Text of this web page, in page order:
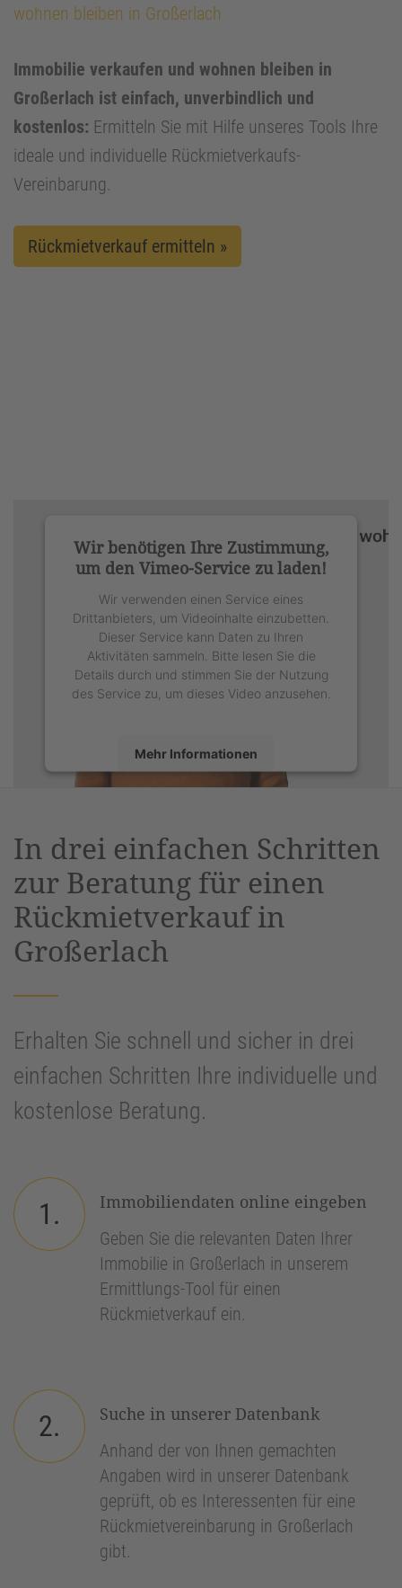
wohnen bleiben in Großerlach
Immobilie verkaufen und wohnen bleiben in
Großerlach ist einfach, unverbindlich und
kostenlos: Ermitteln Sie mit Hilfe unseres Tools Ihre
ideale und individuelle Rückmietverkaufs-
Vereinbarung.
Rückmietverkauf ermitteln »
Wir benötigen Ihre Zustimmung,
um den Vimeo-Service zu laden!
Wir verwenden einen Service eines
Drittanbieters, um Videoinhalte einzubetten.
Dieser Service kann Daten zu Ihren
Aktivitäten sammeln. Bitte lesen Sie die
Details durch und stimmen Sie der Nutzung
des Service zu, um dieses Video anzusehen.
Mehr Informationen
Management Platform&eRecht24
In drei einfachen Schritten
zur Beratung für einen
Rückmietverkauf in
Großerlach
Erhalten Sie schnell und sicher in drei
einfachen Schritten Ihre individuelle und
kostenlose Beratung.
1.
Immobiliendaten online eingeben
Geben Sie die relevanten Daten Ihrer
Immobilie in Großerlach in unserem
Ermittlungs-Tool für einen
Rückmietverkauf ein.
2.
Suche in unserer Datenbank
Anhand der von Ihnen gemachten
Angaben wird in unserer Datenbank
geprüft, ob es Interessenten für eine
Rückmietvereinbarung in Großerlach
gibt.